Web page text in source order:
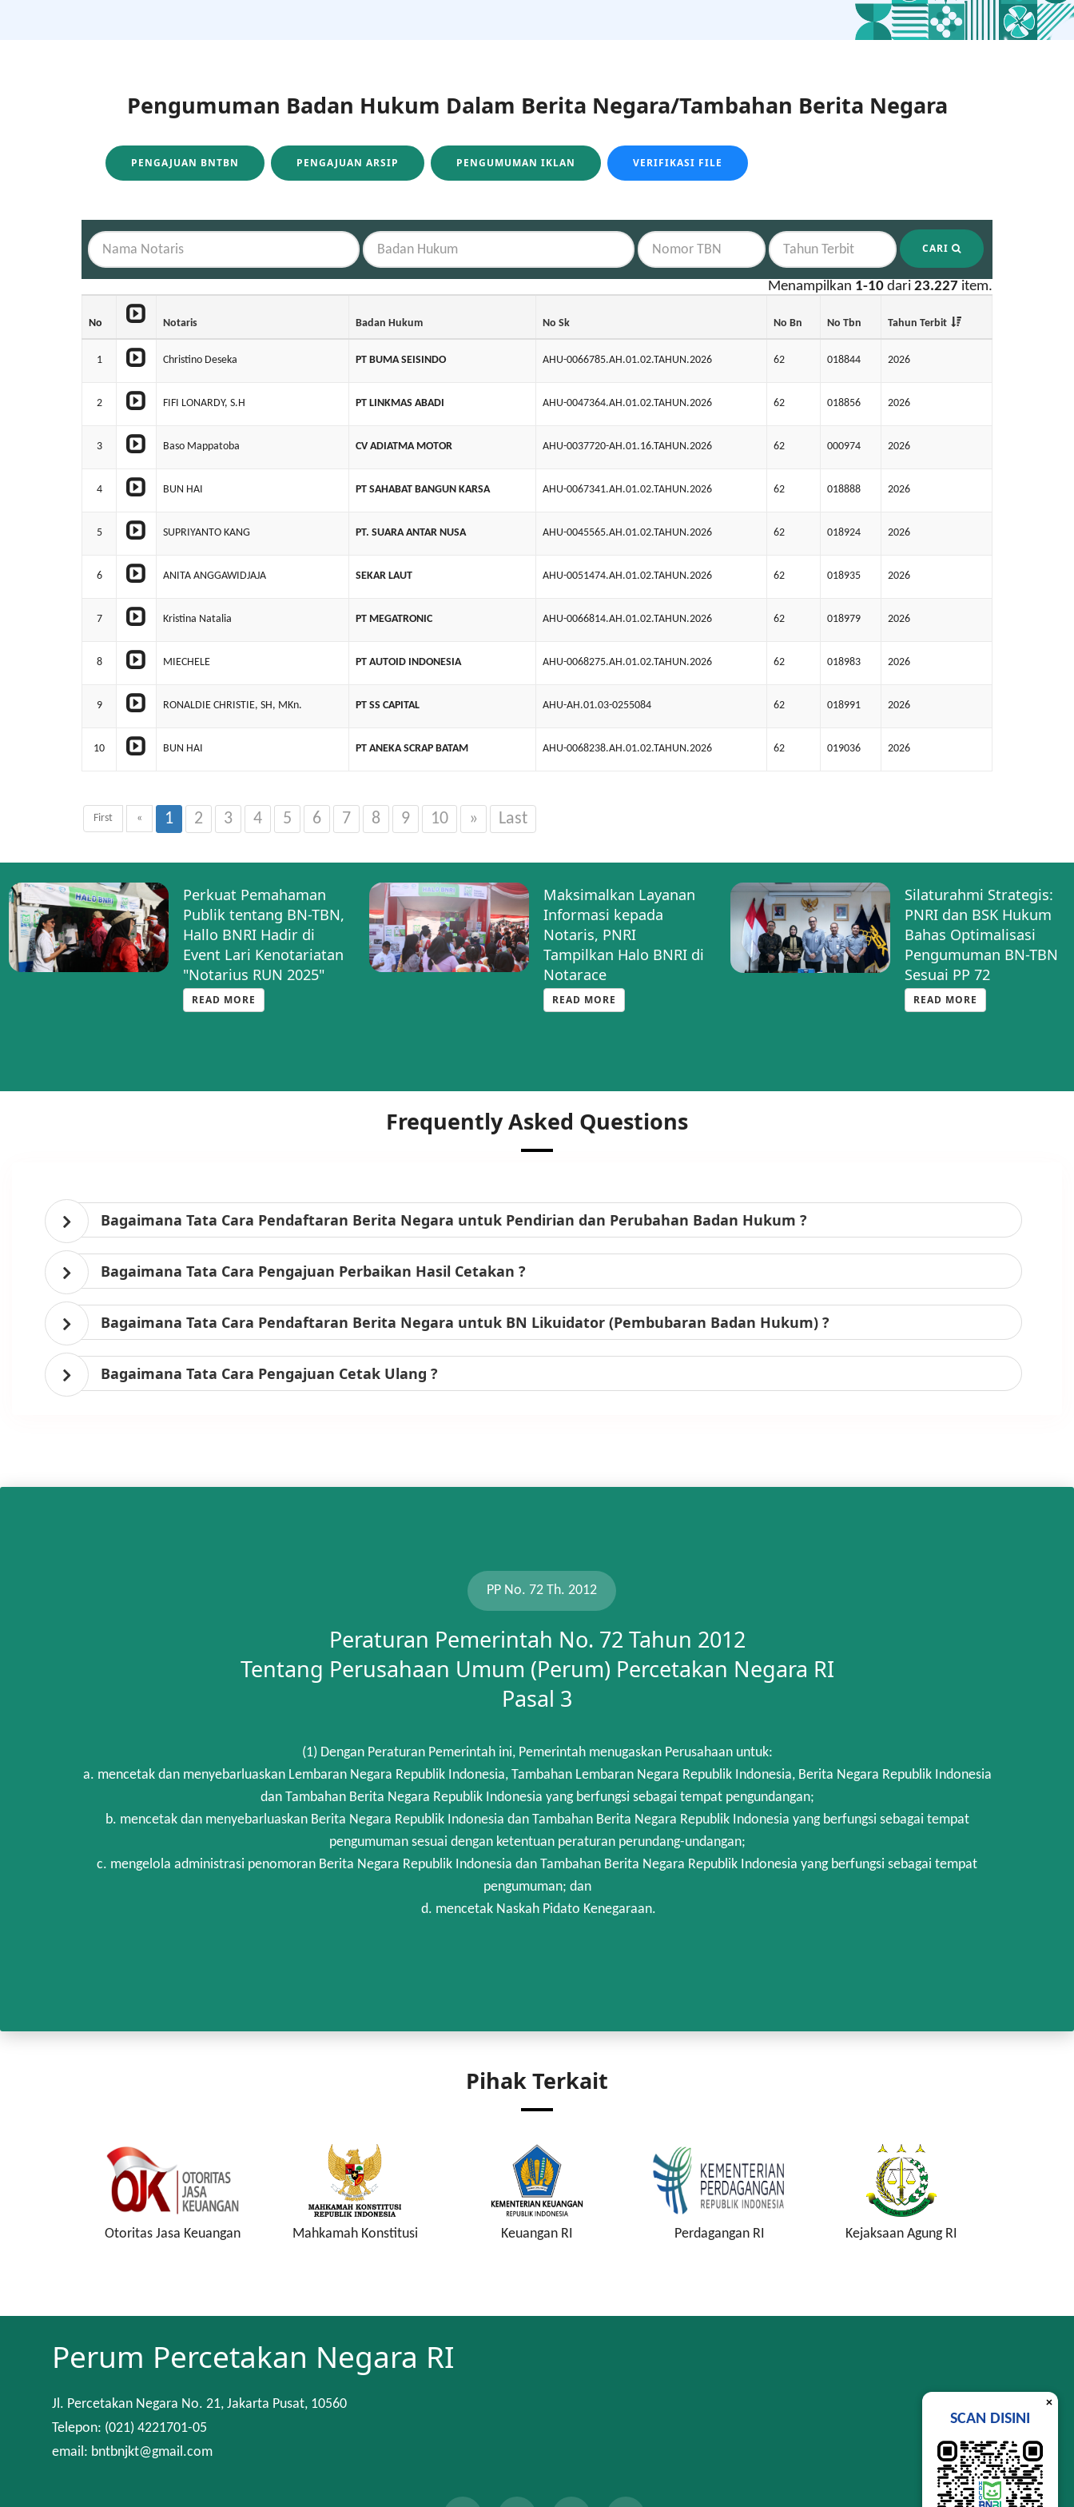
Pengumuman Badan Hukum Dalam Berita Negara/Tambahan Berita Negara
PENGAJUAN BNTBN PENGAJUAN ARSIP PENGUMUMAN IKLAN VERIFIKASI FILE
CARI
Menampilkan 1-10 dari 23.227 item.
No Notaris Badan Hukum No Sk No Bn No Tbn Tahun Terbit
1 Christino Deseka PT BUMA SEISINDO AHU-0066785.AH.01.02.TAHUN.2026 62 018844 2026
2 FIFI LONARDY, S.H PT LINKMAS ABADI AHU-0047364.AH.01.02.TAHUN.2026 62 018856 2026
3 Baso Mappatoba CV ADIATMA MOTOR AHU-0037720-AH.01.16.TAHUN.2026 62 000974 2026
4 BUN HAI PT SAHABAT BANGUN KARSA AHU-0067341.AH.01.02.TAHUN.2026 62 018888 2026
5 SUPRIYANTO KANG PT. SUARA ANTAR NUSA AHU-0045565.AH.01.02.TAHUN.2026 62 018924 2026
6 ANITA ANGGAWIDJAJA SEKAR LAUT AHU-0051474.AH.01.02.TAHUN.2026 62 018935 2026
7 Kristina Natalia PT MEGATRONIC AHU-0066814.AH.01.02.TAHUN.2026 62 018979 2026
8 MIECHELE PT AUTOID INDONESIA AHU-0068275.AH.01.02.TAHUN.2026 62 018983 2026
9 RONALDIE CHRISTIE, SH, MKn. PT SS CAPITAL AHU-AH.01.03-0255084 62 018991 2026
10 BUN HAI PT ANEKA SCRAP BATAM AHU-0068238.AH.01.02.TAHUN.2026 62 019036 2026
First « 1 2 3 4 5 6 7 8 9 10 » Last
Perkuat Pemahaman
Publik tentang BN-TBN,
Hallo BNRI Hadir di
Event Lari Kenotariatan
"Notarius RUN 2025"
READ MORE
Maksimalkan Layanan
Informasi kepada
Notaris, PNRI
Tampilkan Halo BNRI di
Notarace
READ MORE
Silaturahmi Strategis:
PNRI dan BSK Hukum
Bahas Optimalisasi
Pengumuman BN-TBN
Sesuai PP 72
READ MORE
Frequently Asked Questions
Bagaimana Tata Cara Pendaftaran Berita Negara untuk Pendirian dan Perubahan Badan Hukum ?
Bagaimana Tata Cara Pengajuan Perbaikan Hasil Cetakan ?
Bagaimana Tata Cara Pendaftaran Berita Negara untuk BN Likuidator (Pembubaran Badan Hukum) ?
Bagaimana Tata Cara Pengajuan Cetak Ulang ?
PP No. 72 Th. 2012
Peraturan Pemerintah No. 72 Tahun 2012
Tentang Perusahaan Umum (Perum) Percetakan Negara RI
Pasal 3
(1) Dengan Peraturan Pemerintah ini, Pemerintah menugaskan Perusahaan untuk:
a. mencetak dan menyebarluaskan Lembaran Negara Republik Indonesia, Tambahan Lembaran Negara Republik Indonesia, Berita Negara Republik Indonesia
dan Tambahan Berita Negara Republik Indonesia yang berfungsi sebagai tempat pengundangan;
b. mencetak dan menyebarluaskan Berita Negara Republik Indonesia dan Tambahan Berita Negara Republik Indonesia yang berfungsi sebagai tempat
pengumuman sesuai dengan ketentuan peraturan perundang-undangan;
c. mengelola administrasi penomoran Berita Negara Republik Indonesia dan Tambahan Berita Negara Republik Indonesia yang berfungsi sebagai tempat
pengumuman; dan
d. mencetak Naskah Pidato Kenegaraan.
Pihak Terkait
Otoritas Jasa Keuangan Mahkamah Konstitusi Keuangan RI Perdagangan RI Kejaksaan Agung RI
Perum Percetakan Negara RI
Jl. Percetakan Negara No. 21, Jakarta Pusat, 10560
Telepon: (021) 4221701-05
email: bntbnjkt@gmail.com
×
SCAN DISINI